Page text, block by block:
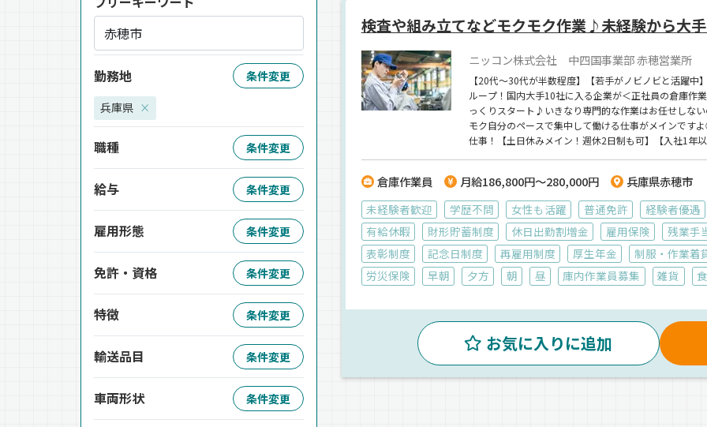
検査や組み立てなどモクモク作業♪未経験から大
ニッコン株式会社 中四国事業部 赤穂営業所
【20代～30代が半数程度】【若手がノビノビと活躍
ループ！国内大手10社に入る企業が＜正社員の倉庫作
っくりスタート♪いきなり専門的な作業はお任せしな
モク自分のペースで集中して働ける仕事がメインです
仕事！【土日休みメイン！週休2日制も可】【入社1年
倉庫作業員 月給186,800円～280,000円 兵庫県赤穂市
未経験者歓迎 学歴不問 女性も活躍 普通免許
経験者優遇
有給休暇
財形貯蓄制度 休日出勤割増金 雇用保険
残業手
表彰制度
記念日制度 再雇用制度 厚生年金
制服・作業着
労災保険
早朝 夕方 朝 昼 庫内作業員募集 雑貨
お気に入りに追加
勤務地 条件変更
兵庫県 ×
職種 条件変更
給与 条件変更
雇用形態 条件変更
免許・資格 条件変更
特徴 条件変更
輸送品目 条件変更
車両形状 条件変更